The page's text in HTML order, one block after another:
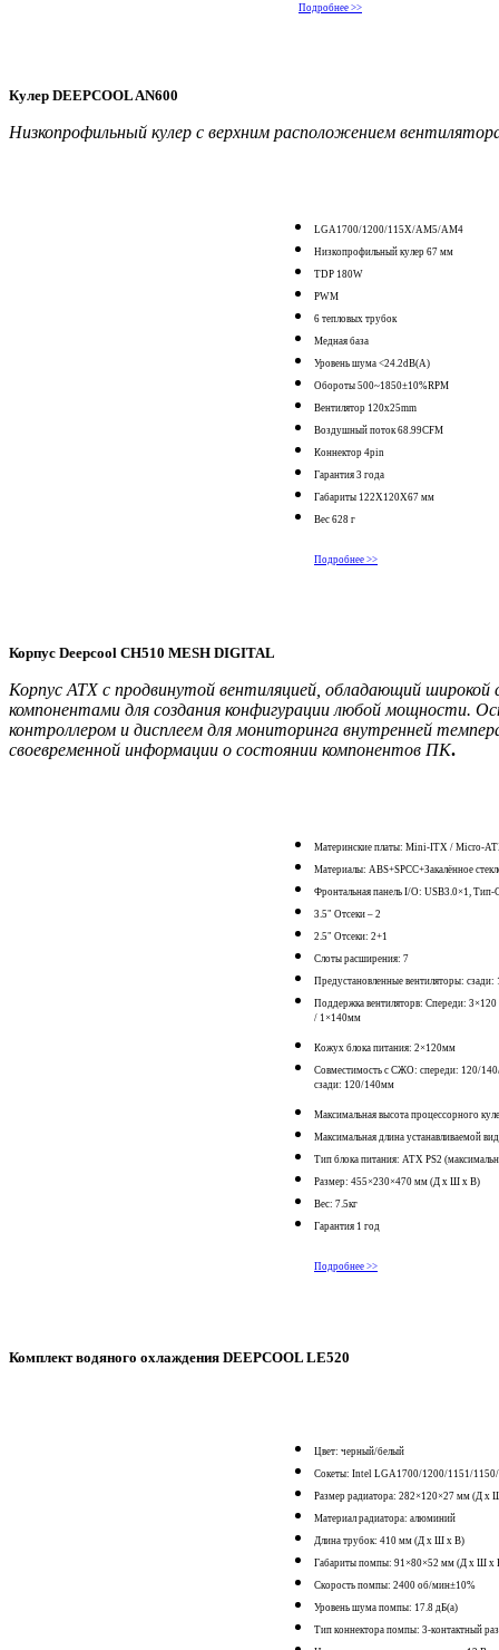
Подробнее >>
Кулер DEEPCOOL AN600
Низкопрофильный кулер с верхним расположением
LGA1700/1200/115X/AM5/AM4
Низкопрофильный кулер 67 мм
TDP 180W
PWM
6 тепловых трубок
Медная база
Уровень шума <24.2dB(A)
Обороты 500~1850±10%RPM
Вентилятор 120х25mm
Воздушный поток 68.99CFM
Коннектор 4pin
Гарантия 3 года
Габариты 122X120X67 мм
Вес 628 г
Подробнее >>
Корпус Deepcool CH510 MESH DIGITAL
Корпус ATX с продвинутой вентиляцией, обладающий
компонентами для создания конфигурации любой мощности.
контроллером и дисплеем для мониторинга внутренней
своевременной информации о состоянии компонентов ПК.
Материнские платы: Mini-ITX / Micro-
Материалы: ABS+SPCC+Закалённое
Фронтальная панель I/O: USB3.0×1,
3.5" Отсеки – 2
2.5" Отсеки: 2+1
Слоты расширения: 7
Предустановленные вентиляторы:
Поддержка вентиляторв: Спереди:
/ 1×140мм
Кожух блока питания: 2×120мм
Совместимость с СЖО: спереди: 120/
сзади: 120/140мм
Максимальная высота процессорного
Максимальная длина устанавливаемой
Тип блока питания: ATX PS2
Размер: 455×230×470 мм (Д х Ш х В)
Вес: 7.5кг
Гарантия 1 год
Подробнее >>
Комплект водяного охлаждения DEEPCOOL LE520
Цвет: черный/белый
Сокеты: Intel LGA1700/1200/1151/
Размер радиатора: 282×120×27 мм (Д х
Материал радиатора: алюминий
Длина трубок: 410 мм (Д х Ш х В)
Габариты помпы: 91×80×52 мм (Д х Ш х
Скорость помпы: 2400 об/мин±10%
Уровень шума помпы: 17.8 дБ(а)
Тип коннектора помпы: 3-контактный